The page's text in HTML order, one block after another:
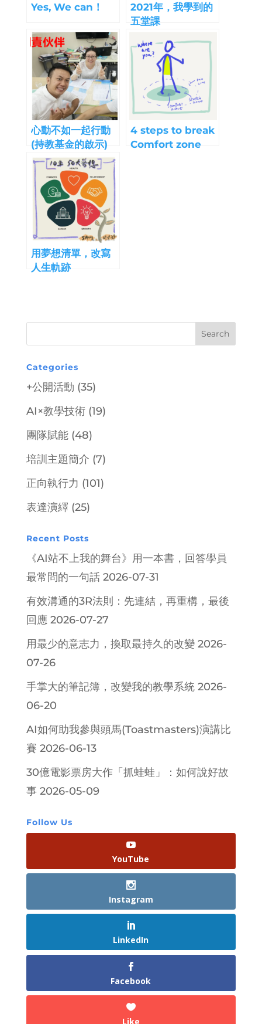
Yes, We can！
2021年，我學到的
五堂課
心動不如一起行動
(持教基金的啟示)
4 steps to break
Comfort zone
用夢想清單，改寫
人生軌跡
Categories
+公開活動 (35)
AI×教學技術(19)
團隊賦能(48)
培訓主題簡介 (7)
正向執行力 (101)
表達演繹 (25)
Recent Posts
《AI站不上我的舞台》用一本書，回答學員
最常問的一句話 2026-07-31
有效溝通的3R法則：先連結，再重構，最後
回應 2026-07-27
用最少的意志力，換取最持久的改變 2026-
07-26
手掌大的筆記簿，改變我的教學系統 2026-
06-20
AI如何助我參與頭馬(Toastmasters)演講比
賽 2026-06-13
30億電影票房大作「抓蛙蛙」：如何說好故
事 2026-05-09
Follow Us
YouTube
Instagram
LinkedIn
Facebook
Like